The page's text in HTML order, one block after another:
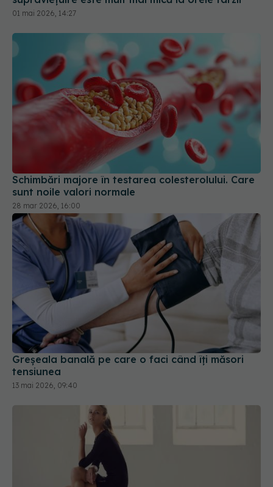
01 mai 2026, 14:27
Schimbări majore în testarea colesterolului. Care
sunt noile valori normale
28 mar 2026, 16:00
Greșeala banală pe care o faci când îți măsori
tensiunea
13 mai 2026, 09:40